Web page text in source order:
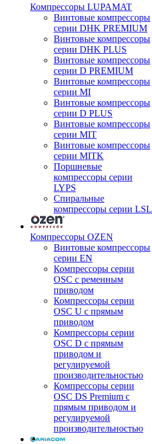
Компрессоры LUPAMAT
Винтовые компрессоры
серии DHK PREMIUM
Винтовые компрессоры
серии DHK PLUS
Винтовые компрессоры
серии D PREMIUM
Винтовые компрессоры
серии MI
Винтовые компрессоры
серии D PLUS
Винтовые компрессоры
серии MIT
Винтовые компрессоры
серии MITK
Поршневые
компрессоры серии
LYPS
Спиральные
компрессоры серии LSL
Компрессоры OZEN
Винтовые компрессоры
серии EN
Компрессоры серии
OSC с ременным
приводом
Компрессоры серии
OSC U с прямым
приводом
Компрессоры серии
OSC D с прямым
приводом и
регулируемой
производительностью
Компрессоры серии
OSC DS Premium с
прямым приводом и
регулируемой
производительностью